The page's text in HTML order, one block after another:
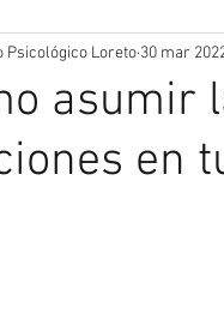
Psicología Juvenil
asumir
en
Psicológico Loreto 30 mar